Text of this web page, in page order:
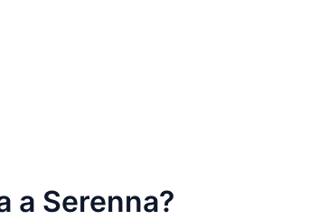
a Serenna?